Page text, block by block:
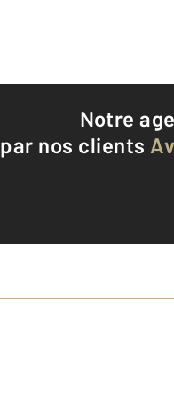
Notre
par nos clients